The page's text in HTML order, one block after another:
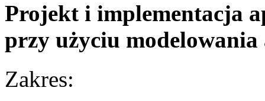
Projekt i implementacja
przy użyciu modelowania
Zakres: